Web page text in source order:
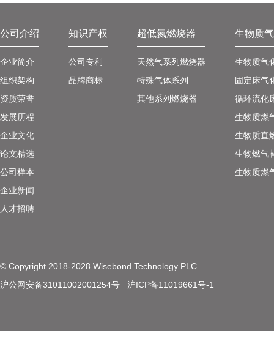
公司介绍
企业简介
组织架构
资质荣誉
发展历程
企业文化
论文精选
公司样本
企业新闻
人才招聘
知识产权
公司专利
品牌商标
超低氮燃烧器
天然气系列燃烧器
特殊气体系列
其他系列燃烧器
生物质
生物质气
固定床气
循环流化
生物质燃
生物质直
生物燃气
生物质燃
© Copyright 2018-2028 Wisebond Technology PLC.
沪公网安备31011002001254号
沪ICP备11019661号-1